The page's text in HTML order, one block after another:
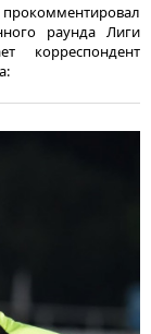
раунда Лиги
корреспондент